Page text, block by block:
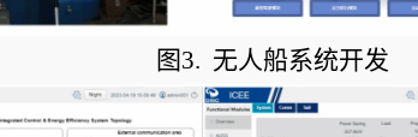
图3.  无人船系统开发